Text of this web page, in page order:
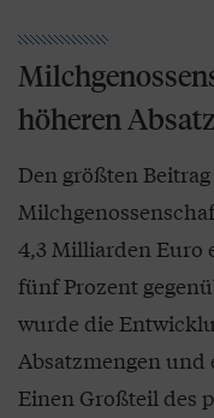
höheren
Den größten
4,3 Milliarden Euro
fünf Prozent
wurde die
Absatzmengen und
Einen Großteil des